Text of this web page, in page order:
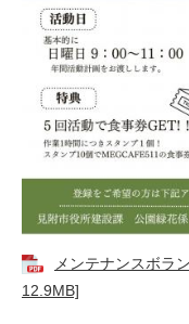
メンテナンスボラ
12.9MB]